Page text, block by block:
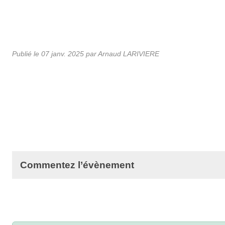
Publié le 07 janv. 2025 par Arnaud LARIVIERE
Commentez l’évènement